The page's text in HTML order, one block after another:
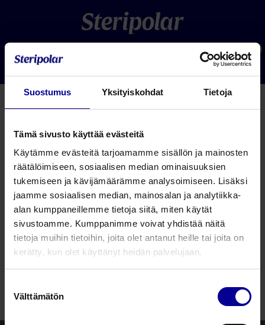
Suostumus Yksityiskohdat Tietoja
Tämä sivusto käyttää evästeitä
Käytämme evästeitä tarjoamamme sisällön ja mainosten
räätälöimiseen, sosiaalisen median ominaisuuksien
tukemiseen ja kävijämäärämme analysoimiseen. Lisäksi
jaamme sosiaalisen median, mainosalan ja analytiikka-
alan kumppaneillemme tietoja siitä, miten käytät
sivustoamme. Kumppanimme voivat yhdistää näitä
tietoja muihin tietoihin, joita olet antanut heille tai joita on
kerätty, kun olet käyttänyt heidän palvelujaan.
valinta
Välttämätön
Contrelle Activgard virtsankarkailun tuki
naisille
Tutustu